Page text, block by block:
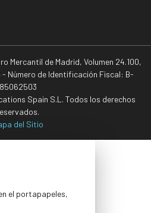
Mercantil de Madrid, Volumen 24.100,
- Número de Identificación Fiscal: B-
85062503
Spain S.L. Todos los derechos
del Sitio
el portapapeles,